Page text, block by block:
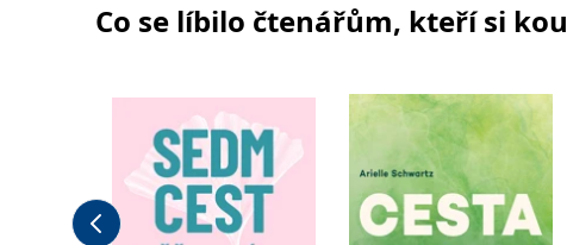
Co se líbilo čtenářům, kteří si